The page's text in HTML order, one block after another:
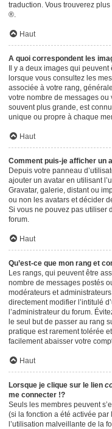
traduction. Vous trouverez
®.
Haut
A quoi correspondent les
Il y a deux images qui
lorsque vous consultez les
associée à votre rang,
votre nombre de messages ou
souvent plus grande, est
unique ou propre à chaque
Haut
Comment puis-je afficher un
Depuis votre panneau
ajouter un avatar en utilisant
Gravatar, galerie, distant ou
ou non les avatars et décider
Si vous ne pouvez pas utiliser
forum.
Haut
Qu’est-ce que mon rang et
Les rangs, qui peuvent être
nombre de messages postés
modérateurs et
directement modifier l’intitulé
l’administrateur du forum.
le seul but de passer au rang
pratique est rarement tolérée
facilement abaisser votre
Haut
Lorsque je clique sur le lien
me connecter !?
Seuls les membres peuvent
(si la fonction a été activée par
l’utilisation malveillante de la